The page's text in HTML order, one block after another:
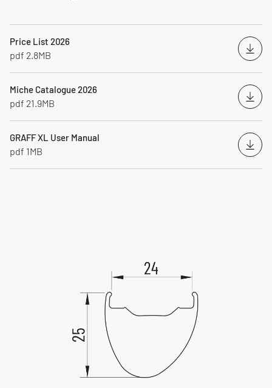
Price List 2026
pdf 2.8MB
Miche Catalogue 2026
pdf 21.9MB
GRAFF XL User Manual
pdf 1MB